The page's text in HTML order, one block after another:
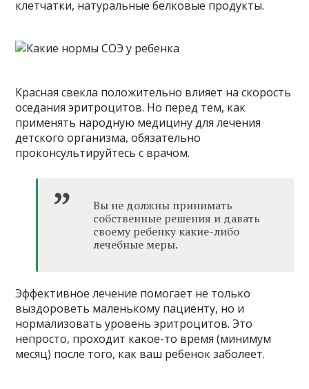
клетчатки, натуральные белковые продукты.
Красная свекла положительно влияет на скорость
оседания эритроцитов. Но перед тем, как
применять народную медицину для лечения
детского организма, обязательно
проконсультируйтесь с врачом.
Вы не должны принимать
собственные решения и давать
своему ребенку какие-либо
лечебные меры.
Эффективное лечение помогает не только
выздороветь маленькому пациенту, но и
нормализовать уровень эритроцитов. Это
непросто, проходит какое-то время (минимум
месяц) после того, как ваш ребенок заболеет.